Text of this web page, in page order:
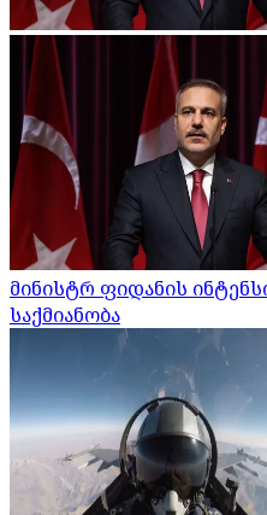
მინისტრ ფიდანის
საქმიანობა